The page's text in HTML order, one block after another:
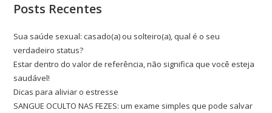
Posts Recentes
Sua saúde sexual: casado(a) ou solteiro(a), qual é o seu
verdadeiro status?
Estar dentro do valor de referência, não significa que você esteja
saudável!
Dicas para aliviar o estresse
SANGUE OCULTO NAS FEZES: um exame simples que pode salvar